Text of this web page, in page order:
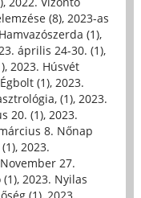
(8), 2023-as
(1),
április 24-30. (1),
, 2023. Húsvét
(1), 2023.
(1), 2023.
20. (1), 2023.
8. Nőnap
, 2023.
27.
, 2023. Nyilas